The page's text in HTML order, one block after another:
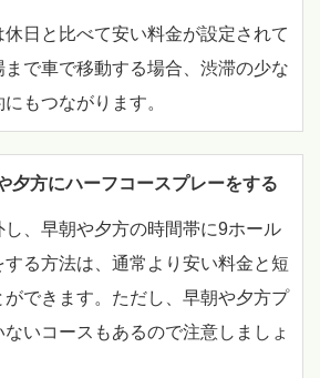
日と比べて安い料金が設定されて
で車で移動する場合、渋滞の少な
もつながります。
夕方にハーフコースプレーをする
し、早朝や夕方の時間帯に9ホール
る方法は、通常より安い料金と短
ができます。ただし、早朝や夕方プ
いコースもあるので注意しましょ